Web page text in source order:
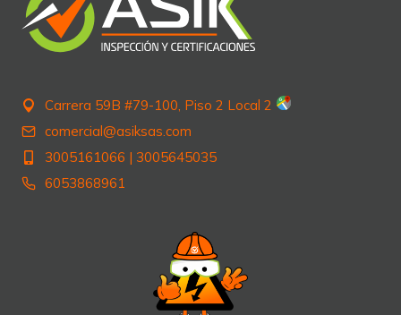
Carrera 59B #79-100, Piso 2 Local 2
comercial@asiksas.com
3005161066 | 3005645035
6053868961